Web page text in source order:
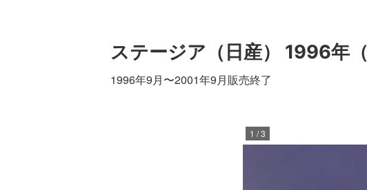
ステージア （日産） 1996年
1996年9月〜2001年9月販売終了
1 /3